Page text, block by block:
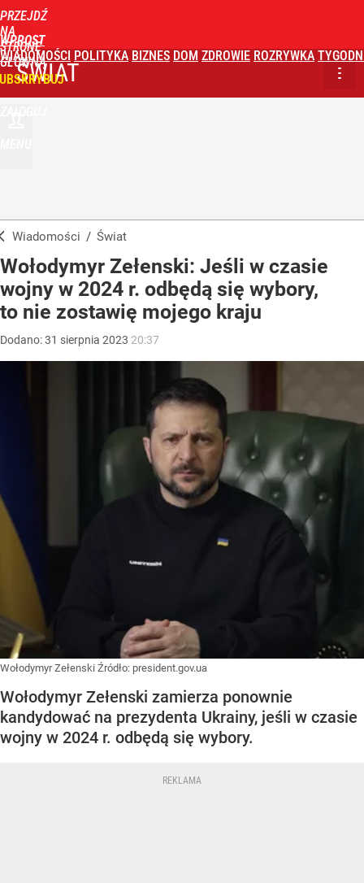
PRZEJDŹ
NA
STRONĘ
GŁÓWNĄ
WPROST
WIADOMOŚCI POLITYKA BIZNES DOM ZDROWIE ROZRYWKA
ŚWIAT
Wiadomości / Świat
Wołodymyr Zełenski: Jeśli w czasie
wojny w 2024 r. odbędą się wybory,
to nie zostawię mojego kraju
Dodano:31 sierpnia 2023 20:37
Wołodymyr Zełenski Źródło: president.gov.ua
Wołodymyr Zełenski zamierza ponownie
kandydować na prezydenta Ukrainy, jeśli w czasie
wojny w 2024 r. odbędą się wybory.